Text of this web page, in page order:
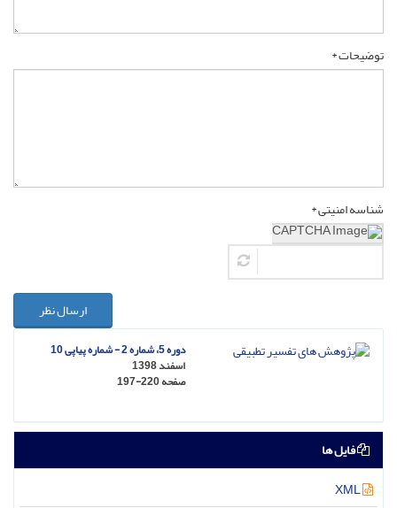
توضیحات *
شناسه امنیتی *
ارسال نظر
دوره 5، شماره 2 - شماره پیاپی 10
اسفند 1398
صفحه197-220
فایل ها